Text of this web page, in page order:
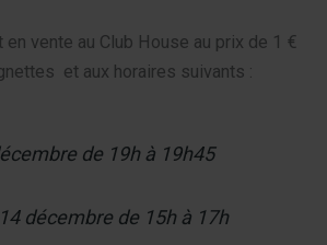
vente au Club House au prix de 1 €
et aux horaires suivants :
de 19h à 19h45
décembre de 15h à 17h